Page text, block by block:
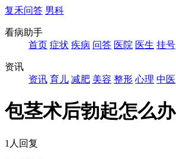
复禾问答 男科
看病助手
首页 症状 疾病 问答 医院 医生 挂号
资讯
资讯 育儿 减肥 美容 整形 心理 中医
包茎术后勃起怎么办
1人回复